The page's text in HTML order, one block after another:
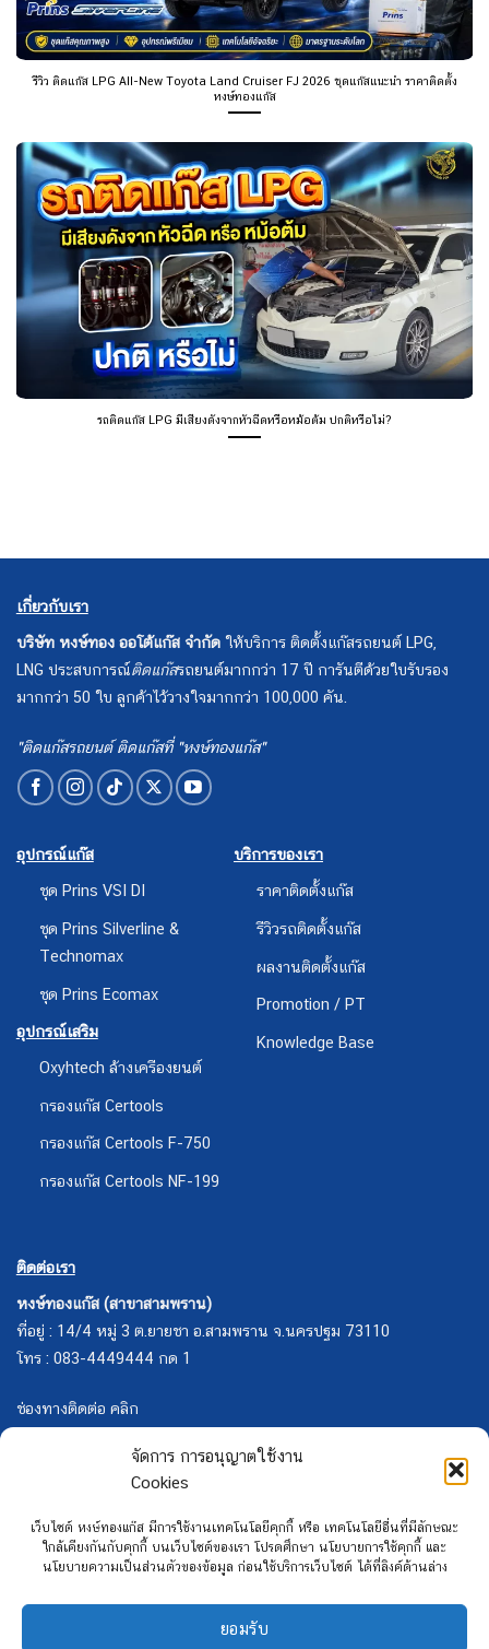
จัดการ การอนุญาตใช้งาน
Cookies
เว็บไซต์ หงษ์ทองแก๊ส มีการใช้งานเทคโนโลยีคุกกี้ หรือ เทคโนโลยีอื่นที่มีลักษณะ
ใกล้เคียงกันกับคุกกี้ บนเว็บไซต์ของเรา โปรดศึกษา นโยบายการใช้คุกกี้ และ
นโยบายความเป็นส่วนตัวของข้อมูล ก่อนใช้บริการเว็บไซต์ ได้ที่ลิงค์ด้านล่าง
ยอมรับ
รีวิว ติดแก๊ส LPG All-New Toyota Land Cruiser FJ 2026 ชุดแก๊สแนะนำ ราคาติดตั้ง
หงษ์ทองแก๊ส
รถติดแก๊ส LPG มีเสียงดังจากหัวฉีดหรือหม้อต้ม ปกติหรือไม่?
เกี่ยวกับเรา
บริษัท หงษ์ทอง ออโต้แก๊ส จำกัด ให้บริการ ติดตั้งแก๊สรถยนต์ LPG,
LNG ประสบการณ์ติดแก๊สรถยนต์มากกว่า 17 ปี การันตีด้วยใบรับรอง
มากกว่า 50 ใบ ลูกค้าไว้วางใจมากกว่า 100,000 คัน.
"ติดแก๊สรถยนต์ ติดแก๊สที่ "หงษ์ทองแก๊ส"
อุปกรณ์แก๊ส
ชุด Prins VSI DI
ชุด Prins Silverline &
Technomax
ชุด Prins Ecomax
อุปกรณ์เสริม
Oxyhtech ล้างเครืองยนต์
กรองแก๊ส Certools
กรองแก๊ส Certools F-750
กรองแก๊ส Certools NF-199
บริการของเรา
ราคาติดตั้งแก๊ส
รีวิวรถติดตั้งแก๊ส
ผลงานติดตั้งแก๊ส
Promotion / PT
Knowledge Base
ติดต่อเรา
หงษ์ทองแก๊ส (สาขาสามพราน)
ที่อยู่ : 14/4 หมู่ 3 ต.ยายชา อ.สามพราน จ.นครปฐม 73110
โทร : 083-4449444 กด 1
ช่องทางติดต่อ คลิก